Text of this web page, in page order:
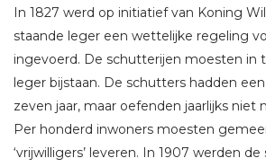
In 1827 werd op initiatief van Koning
staande leger een wettelijke regeling
ingevoerd. De schutterijen moesten in
leger bijstaan. De schutters hadden
zeven jaar, maar oefenden jaarlijks niet
Per honderd inwoners moesten
‘vrijwilligers’ leveren. In 1907 werden